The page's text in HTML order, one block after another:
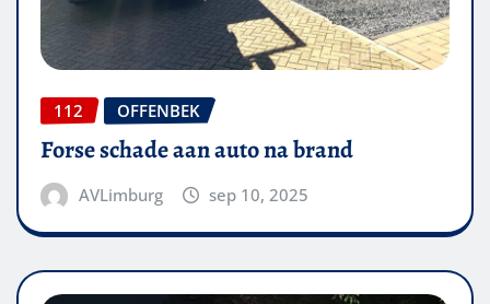
112 OFFENBEK
Forse schade aan auto na brand
AVLimburg sep 10, 2025